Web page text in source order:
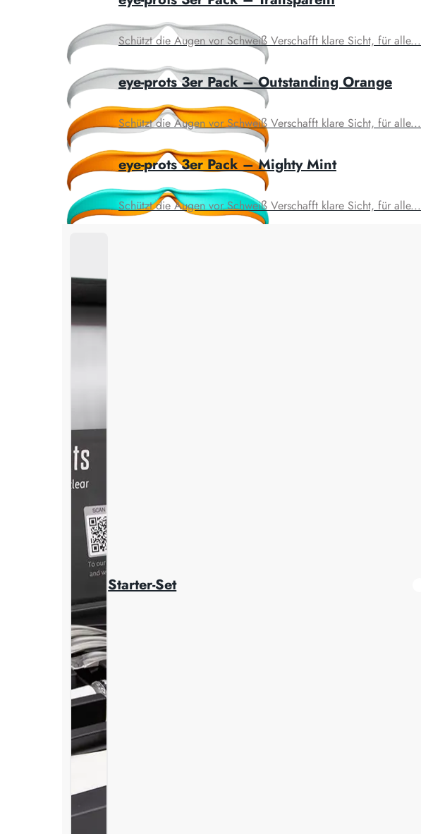
Schützt die Augen vor Schweiß Verschafft klare Sicht, für alle...
eye-prots 3er Pack – Outstanding Orange
Schützt die Augen vor Schweiß Verschafft klare Sicht, für alle...
eye-prots 3er Pack – Mighty Mint
Schützt die Augen vor Schweiß Verschafft klare Sicht, für alle...
Starter-Set